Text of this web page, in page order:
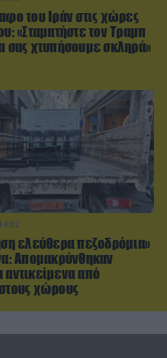
του Ιράν στις χώρες
«Σταματήστε τον Τραμπ
σας χτυπήσουμε σκληρά»
ελεύθερα πεζοδρόμια»
Απομακρύνθηκαν
από
χώρους